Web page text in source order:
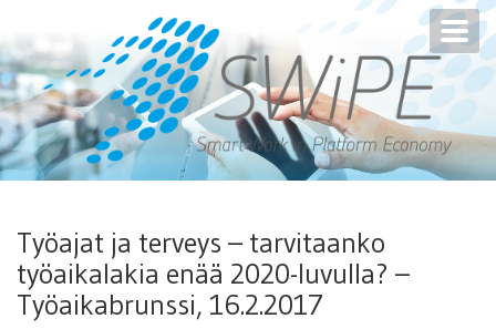
Työajat ja terveys – tarvitaanko
työaikalakia enää 2020-luvulla? –
Työaikabrunssi, 16.2.2017